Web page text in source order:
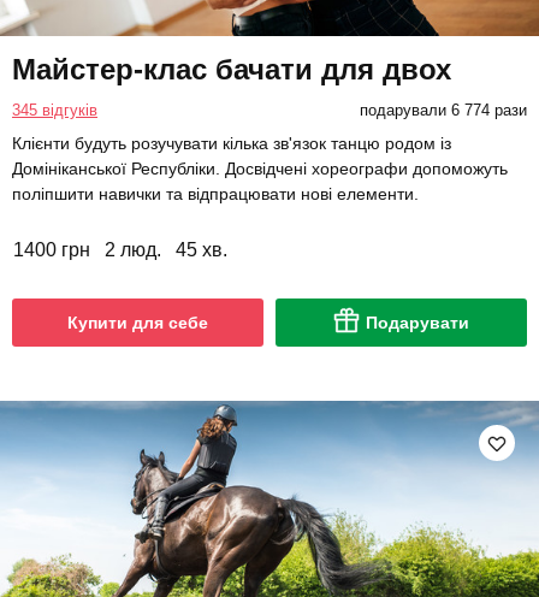
Майстер-клас бачати для двох
345 відгуків подарували 6 774 рази
Клієнти будуть розучувати кілька зв'язок танцю родом із
Домініканської Республіки. Досвідчені хореографи допоможуть
поліпшити навички та відпрацювати нові елементи.
1400 грн 2 люд. 45 хв.
Купити для себе Подарувати